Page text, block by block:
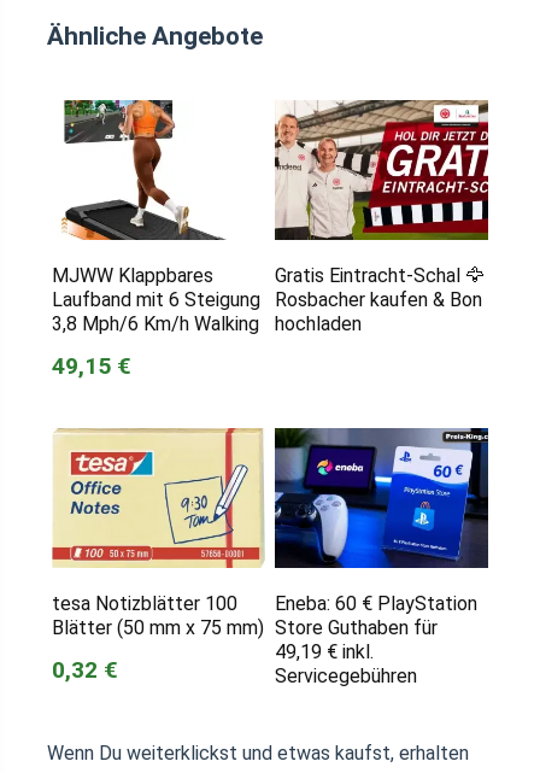
Ähnliche Angebote
MJWW Klappbares
Laufband mit 6 Steigung
3,8 Mph/6 Km/h Walking
49,15 €
Gratis Eintracht-Schal 🦅
Rosbacher kaufen & Bon
hochladen
tesa Notizblätter 100
Blätter (50 mm x 75 mm)
0,32 €
Eneba: 60 € PlayStation
Store Guthaben für
49,19 € inkl.
Servicegebühren
Wenn Du weiterklickst und etwas kaufst, erhalten